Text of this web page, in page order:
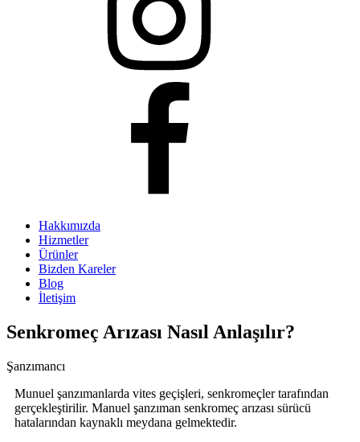
Hakkımızda
Hizmetler
Ürünler
Bizden Kareler
Blog
İletişim
Senkromeç Arızası Nasıl Anlaşılır?
Şanzımancı
Munuel şanzımanlarda vites geçişleri, senkromeçler tarafından
gerçekleştirilir. Manuel şanzıman senkromeç arızası sürücü
hatalarından kaynaklı meydana gelmektedir.